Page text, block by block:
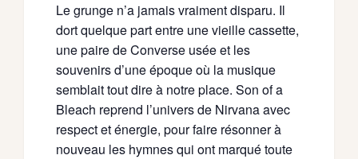
Le grunge n’a jamais vraiment disparu. Il
dort quelque part entre une vieille cassette,
une paire de Converse usée et les
souvenirs d’une époque où la musique
semblait tout dire à notre place. Son of a
Bleach reprend l’univers de Nirvana avec
respect et énergie, pour faire résonner à
nouveau les hymnes qui ont marqué toute